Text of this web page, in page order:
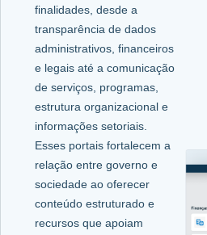
finalidades, desde a
transparência de dados
administrativos, financeiros
e legais até a comunicação
de serviços, programas,
estrutura organizacional e
informações setoriais.
Esses portais fortalecem a
relação entre governo e
sociedade ao oferecer
conteúdo estruturado e
recursos que apoiam